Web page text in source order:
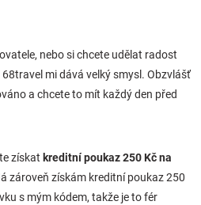
nebo si chcete udělat radost
mi dává velký smysl. Obzvlášť
a chcete to mít každý den před
získat kreditní poukaz 250 Kč na
zároveň získám kreditní poukaz 250
s mým kódem, takže je to fér